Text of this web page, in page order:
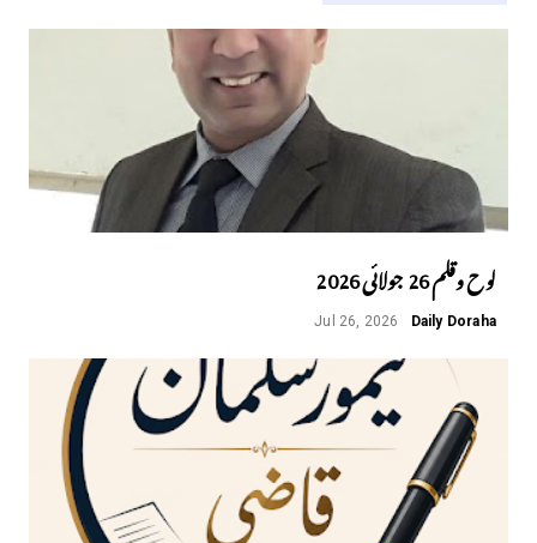
لوح وقلم 26 جولائی 2026
Daily Doraha
Jul 26, 2026